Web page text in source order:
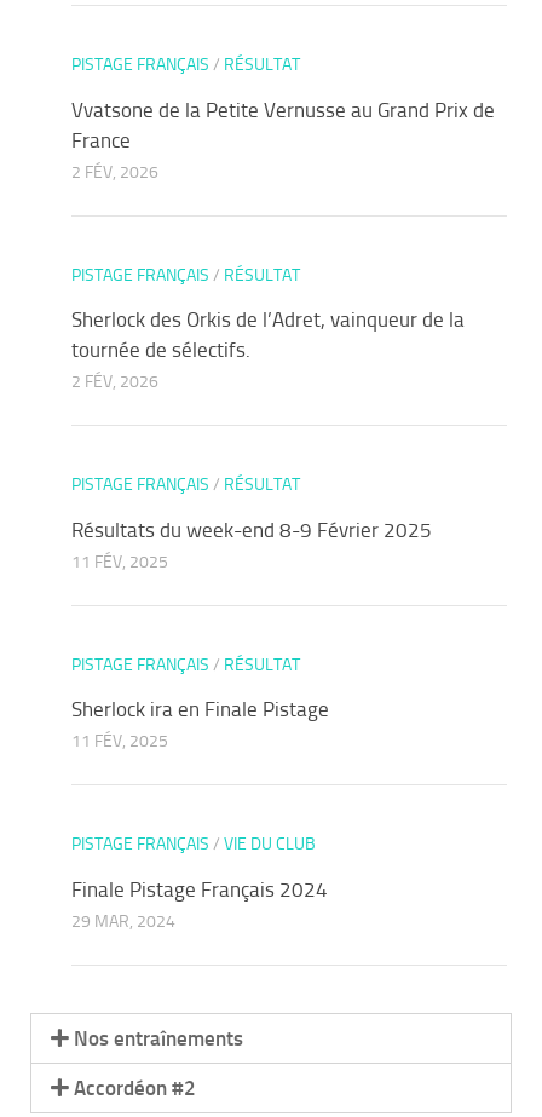
PISTAGE FRANÇAIS / RÉSULTAT
Vvatsone de la Petite Vernusse au Grand Prix de
France
2 FÉV, 2026
PISTAGE FRANÇAIS / RÉSULTAT
Sherlock des Orkis de l’Adret, vainqueur de la
tournée de sélectifs.
2 FÉV, 2026
PISTAGE FRANÇAIS / RÉSULTAT
Résultats du week-end 8-9 Février 2025
11 FÉV, 2025
PISTAGE FRANÇAIS / RÉSULTAT
Sherlock ira en Finale Pistage
11 FÉV, 2025
PISTAGE FRANÇAIS / VIE DU CLUB
Finale Pistage Français 2024
29 MAR, 2024
Nos entraînements
Accordéon #2